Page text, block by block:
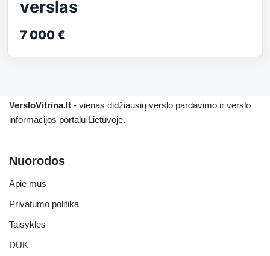
verslas
7 000 €
VersloVitrina.lt - vienas didžiausių verslo pardavimo ir verslo
informacijos portalų Lietuvoje.
Nuorodos
Apie mus
Privatumo politika
Taisyklės
DUK